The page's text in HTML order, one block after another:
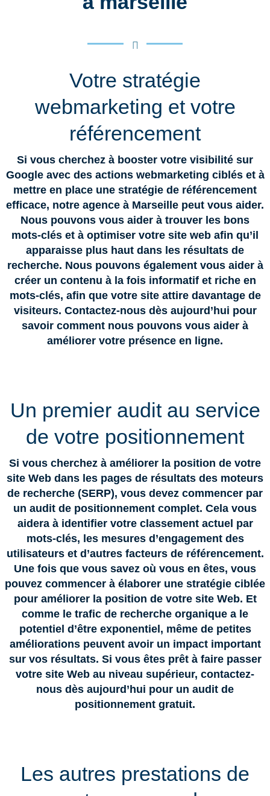
Votre stratégie
webmarketing et votre
référencement
Si vous cherchez à booster votre visibilité sur
Google avec des actions webmarketing ciblés et à
mettre en place une stratégie de référencement
efficace, notre agence à Marseille peut vous aider.
Nous pouvons vous aider à trouver les bons
mots-clés et à optimiser votre site web afin qu’il
apparaisse plus haut dans les résultats de
recherche. Nous pouvons également vous aider à
créer un contenu à la fois informatif et riche en
mots-clés, afin que votre site attire davantage de
visiteurs. Contactez-nous dès aujourd’hui pour
savoir comment nous pouvons vous aider à
améliorer votre présence en ligne.
Un premier audit au service
de votre positionnement
Si vous cherchez à améliorer la position de votre
site Web dans les pages de résultats des moteurs
de recherche (SERP), vous devez commencer par
un audit de positionnement complet. Cela vous
aidera à identifier votre classement actuel par
mots-clés, les mesures d’engagement des
utilisateurs et d’autres facteurs de référencement.
Une fois que vous savez où vous en êtes, vous
pouvez commencer à élaborer une stratégie ciblée
pour améliorer la position de votre site Web. Et
comme le trafic de recherche organique a le
potentiel d’être exponentiel, même de petites
améliorations peuvent avoir un impact important
sur vos résultats. Si vous êtes prêt à faire passer
votre site Web au niveau supérieur, contactez-
nous dès aujourd’hui pour un audit de
positionnement gratuit.
Les autres prestations de